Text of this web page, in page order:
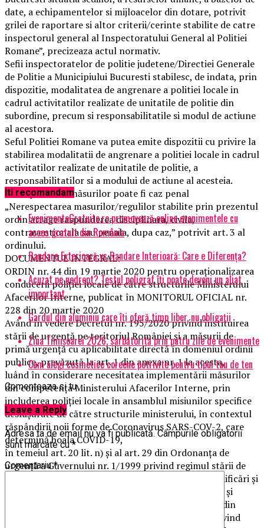
date, a echipamentelor si mijloacelor din dotare, potrivit
grilei de raportare si altor criterii/cerinte stabilite de catre
inspectorul general al Inspectoratului General al Politiei
Romane”, precizeaza actul normativ.
Sefii inspectoratelor de politie judetene/Directiei Generale
de Politie a Municipiului Bucuresti stabilesc, de indata, prin
dispozitie, modalitatea de angrenare a politiei locale in
cadrul activitatilor realizate de unitatile de politie din
subordine, precum si responsabilitatile si modul de actiune
al acestora.
Seful Politiei Romane va putea emite dispozitii cu privire la
stabilirea modalitatii de angrenare a politiei locale in cadrul
activitatilor realizate de unitatile de politie, a
responsabilitatilor si a modului de actiune al acesteia.
Nerespectarea măsurilor poate fi caz penal
„Nerespectarea masurilor/regulilor stabilite prin prezentul
ordin atrage raspunderea disciplinara, civila,
contraventionala sau penala, dupa caz,” potrivit art. 3 al
ordinului.
DOCUMENTUL INTEGRAL:
ORDIN nr. 44 din 19 martie 2020 pentru operaționalizarea
conducerii poliției locale de către structurile Ministerului
Afacerilor Interne, publicat în MONITORUL OFICIAL nr.
228 din 20 martie 2020
Având în vedere Decretul nr. 195/2020 privind instituirea
stării de urgență pe teritoriul României și a măsurii de
primă urgență cu aplicabilitate directă în domeniul ordinii
publice, prevăzută la art. 1 din anexa nr. 1 la acesta,
luând în considerare necesitatea implementării măsurilor
din competența Ministerului Afacerilor Interne, prin
includerea poliției locale în ansamblul misiunilor specifice
desfășurate de către structurile ministerului, în contextul
răspândirii noii forme de Coronavirus SARS-COV-2, care
determină boala COVID-19,
în temeiul art. 20 lit. n) și al art. 29 din Ordonanța de
urgență a Guvernului nr. 1/1999 privind regimul stării de
asediu și regimul stării de urgență, aprobată cu modificări și
completări prin Legea nr. 453/2004, cu modificările și
completările ulterioare, precum și al art. 7 alin. (5) din
Ordonanța de urgență a Guvernului nr. 30/2007 privind
Iti recomandam
EvenimenteGratuite.ro promovează online evenimentele cu
acces gratuit din România
Randare Exterioară vs Randare Interioară: Care e Diferența?
Acuzat pe nedrept? Testul poligraf îţi poate deveni un aliat
important
Gardul din aluminiu care îți oferă timp liber, nu obligații
Ziua Timișoarei 2026, sărbătorită prin patru zile de evenimente
Cum alegi cosmetice coreene potrivite pentru tipul tau de ten
Comenteaza si tu
Leave a Reply
Adresa ta de email nu va fi publicată. Câmpurile obligatorii
sunt marcate cu*
Comentariu*